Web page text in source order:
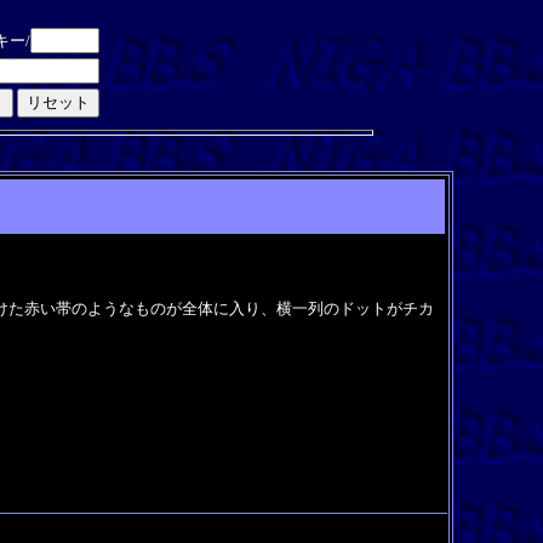
ー/
赤い帯のようなものが全体に入り、横一列のドットがチカ